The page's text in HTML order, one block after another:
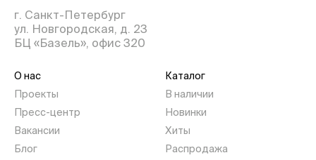
г. Санкт-Петербург
ул. Новгородская, д. 23
БЦ «Базель», офис 320
О нас
Проекты
Пресс-центр
Вакансии
Блог
Каталог
В наличии
Новинки
Хиты
Распродажа